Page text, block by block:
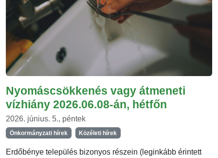
Nyomáscsökkenés vagy átmeneti
vízhiány 2026.06.08-án, hétfőn
2026. június. 5., péntek
Önkormányzati hírek Közéleti hírek
Erdőbénye település bizonyos részein (leginkább érintett